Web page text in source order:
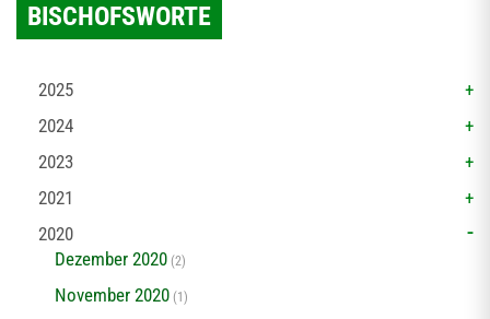
BISCHOFSWORTE
2025
2024
2023
2021
2020
Dezember 2020 (2)
November 2020 (1)